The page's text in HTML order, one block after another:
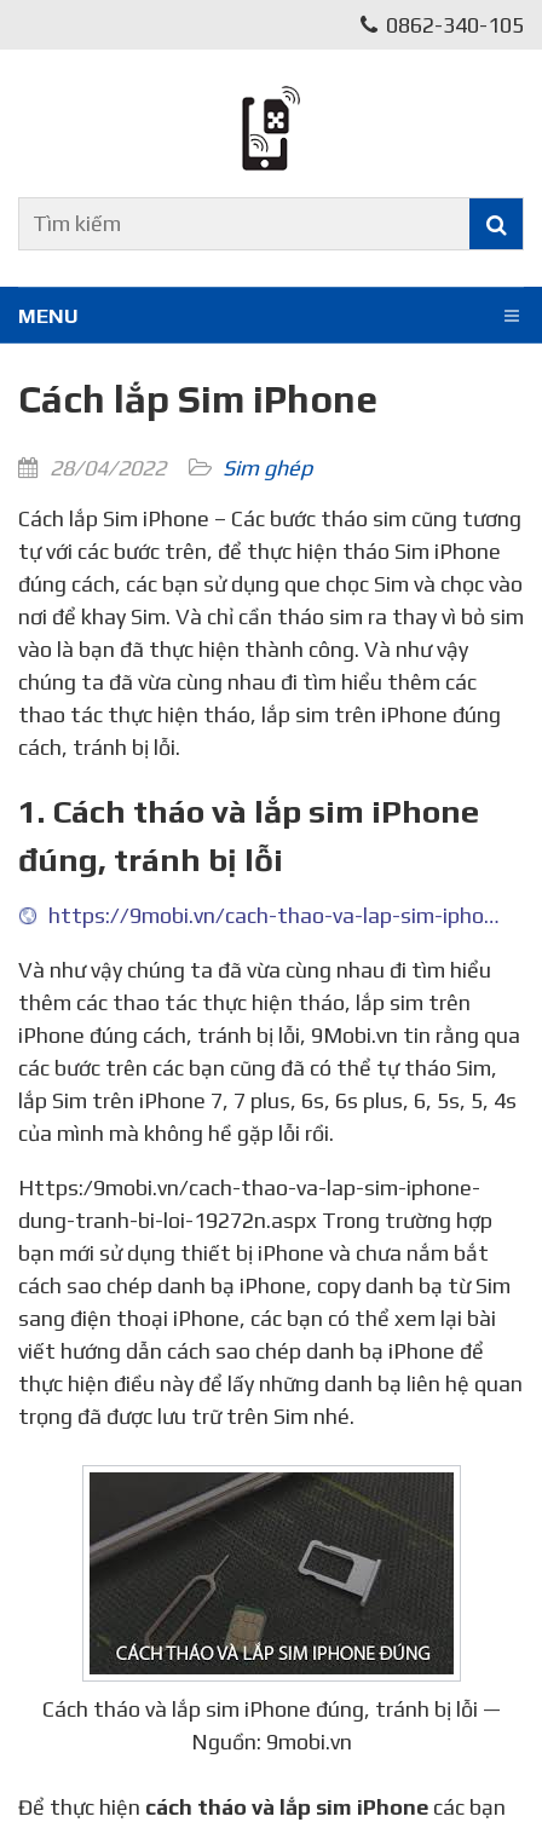
0862-340-105
MENU
Cách lắp Sim iPhone
28/04/2022
Sim ghép
Cách lắp Sim iPhone – Các bước tháo sim cũng tương
tự với các bước trên, để thực hiện tháo Sim iPhone
đúng cách, các bạn sử dụng que chọc Sim và chọc vào
nơi để khay Sim. Và chỉ cần tháo sim ra thay vì bỏ sim
vào là bạn đã thực hiện thành công. Và như vậy
chúng ta đã vừa cùng nhau đi tìm hiểu thêm các
thao tác thực hiện tháo, lắp sim trên iPhone đúng
cách, tránh bị lỗi.
1. Cách tháo và lắp sim iPhone
đúng, tránh bị lỗi
https://9mobi.vn/cach-thao-va-lap-sim-iphone-dung-tranh-bi-loi-19272n.aspx
Và như vậy chúng ta đã vừa cùng nhau đi tìm hiểu
thêm các thao tác thực hiện tháo, lắp sim trên
iPhone đúng cách, tránh bị lỗi, 9Mobi.vn tin rằng qua
các bước trên các bạn cũng đã có thể tự tháo Sim,
lắp Sim trên iPhone 7, 7 plus, 6s, 6s plus, 6, 5s, 5, 4s
của mình mà không hề gặp lỗi rồi.
Https:/9mobi.vn/cach-thao-va-lap-sim-iphone-
dung-tranh-bi-loi-19272n.aspx Trong trường hợp
bạn mới sử dụng thiết bị iPhone và chưa nắm bắt
cách sao chép danh bạ iPhone, copy danh bạ từ Sim
sang điện thoại iPhone, các bạn có thể xem lại bài
viết hướng dẫn cách sao chép danh bạ iPhone để
thực hiện điều này để lấy những danh bạ liên hệ quan
trọng đã được lưu trữ trên Sim nhé.
Cách tháo và lắp sim iPhone đúng, tránh bị lỗi —
Nguồn: 9mobi.vn
Để thực hiện cách tháo và lắp sim iPhone các bạn